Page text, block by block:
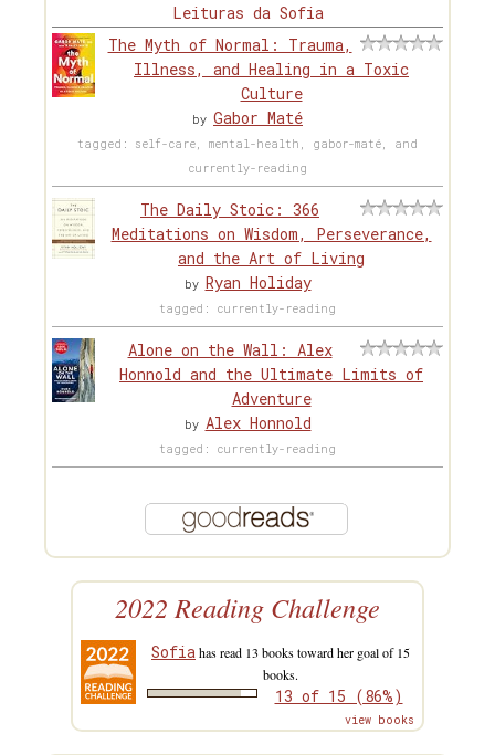
Leituras da Sofia
The Myth of Normal: Trauma,
Illness, and Healing in a Toxic
Culture
by Gabor Maté
tagged: self-care, mental-health, gabor-maté, and
currently-reading
The Daily Stoic: 366
Meditations on Wisdom, Perseverance,
and the Art of Living
by Ryan Holiday
tagged: currently-reading
Alone on the Wall: Alex
Honnold and the Ultimate Limits of
Adventure
by Alex Honnold
tagged: currently-reading
2022 Reading Challenge
Sofiahas read 13 books toward her goal of 15
books.
13 of 15 (86%)
view books